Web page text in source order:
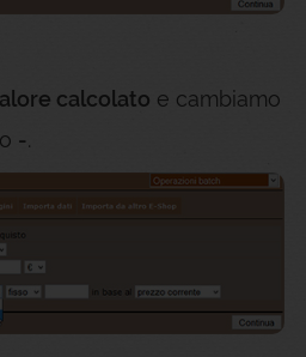
calcolato e cambiamo
-.